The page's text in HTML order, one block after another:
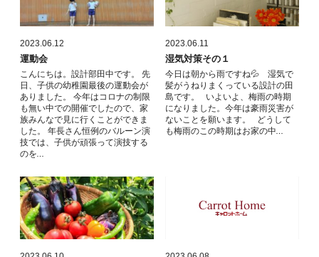
2023.06.12
運動会
こんにちは。設計部田中です。 先
日、子供の幼稚園最後の運動会が
ありました。 今年はコロナの制限
も無い中での開催でしたので、家
族みんなで見に行くことができま
した。 年長さん恒例のバルーン演
技では、子供が頑張って演技する
のを…
2023.06.11
湿気対策その１
今日は朝から雨ですね💦 湿気で
髪がうねりまくっている設計の田
島です。 いよいよ、梅雨の時期
になりました。今年は豪雨災害が
ないことを願います。 どうして
も梅雨のこの時期はお家の中…